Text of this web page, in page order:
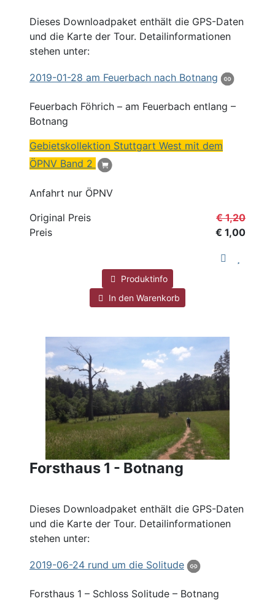
Dieses Downloadpaket enthält die GPS-Daten
und die Karte der Tour. Detailinformationen
stehen unter:
2019-01-28 am Feuerbach nach Botnang
Feuerbach Föhrich – am Feuerbach entlang –
Botnang
Gebietskollektion Stuttgart West mit dem
ÖPNV Band 2
Anfahrt nur ÖPNV
Original Preis
€ 1,20
Preis
€ 1,00
Produktinfo
In den Warenkorb
Forsthaus 1 - Botnang
Dieses Downloadpaket enthält die GPS-Daten
und die Karte der Tour. Detailinformationen
stehen unter:
2019-06-24 rund um die Solitude
Forsthaus 1 – Schloss Solitude – Botnang